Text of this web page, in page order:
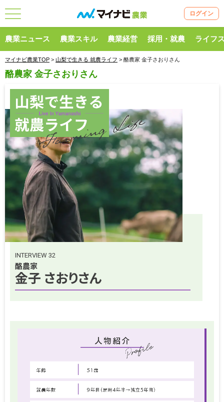
ログイン
農業ニュース 農業スキル 農業経営 採用・就農 ライフ
マイナビ農業TOP > 山梨で生きる 就農ライフ > 酪農家 金子さおりさん
酪農家 金子さおりさん
INTERVIEW 32
酪農家
金子 さおりさん